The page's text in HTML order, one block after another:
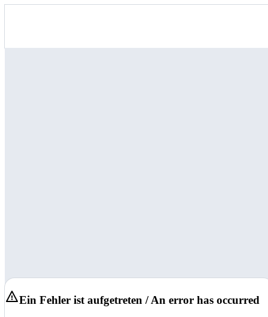
Ein Fehler ist aufgetreten / An error has occurred